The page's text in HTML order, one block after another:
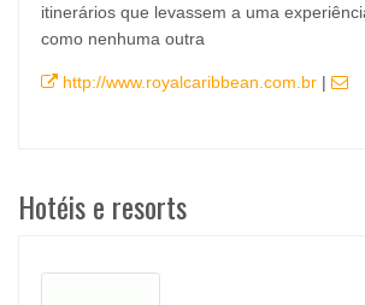
itinerários que levassem a uma
como nenhuma outra
http://www.royalcaribbean.com.br|
Hotéis e resorts